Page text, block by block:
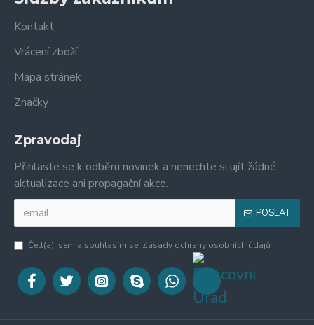
Kontakt
Vrácení zboží
Mapa stránek
Značky
Zpravodaj
Přihlaste se k odběru novinek a nenechte si ujít žádné
aktualizace ani propagační akce.
POSLAT
Četl(a) jsem a souhlasím se Zásady ochrany osobních údajů